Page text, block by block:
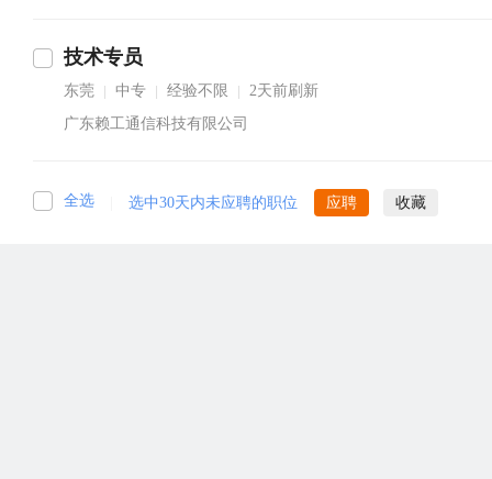
技术专员
东莞 中专 经验不限
2天前刷新
广东赖工通信科技有限公司
全选 选中30天内未应聘的职位 应聘 收藏